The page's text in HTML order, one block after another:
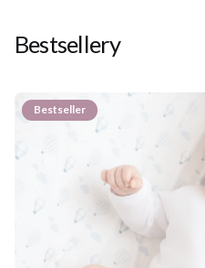
Bestsellery
Bestseller